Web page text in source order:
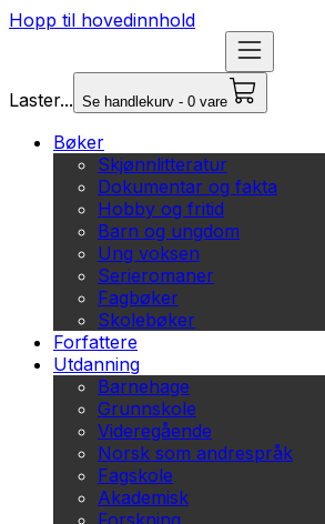
Hopp til hovedinnhold
Laster... Se handlekurv - 0 vare
Bøker
Skjønnlitteratur
Dokumentar og fakta
Hobby og fritid
Barn og ungdom
Ung voksen
Serieromaner
Fagbøker
Skolebøker
Forfattere
Utdanning
Barnehage
Grunnskole
Videregående
Norsk som andrespråk
Fagskole
Akademisk
Forskning